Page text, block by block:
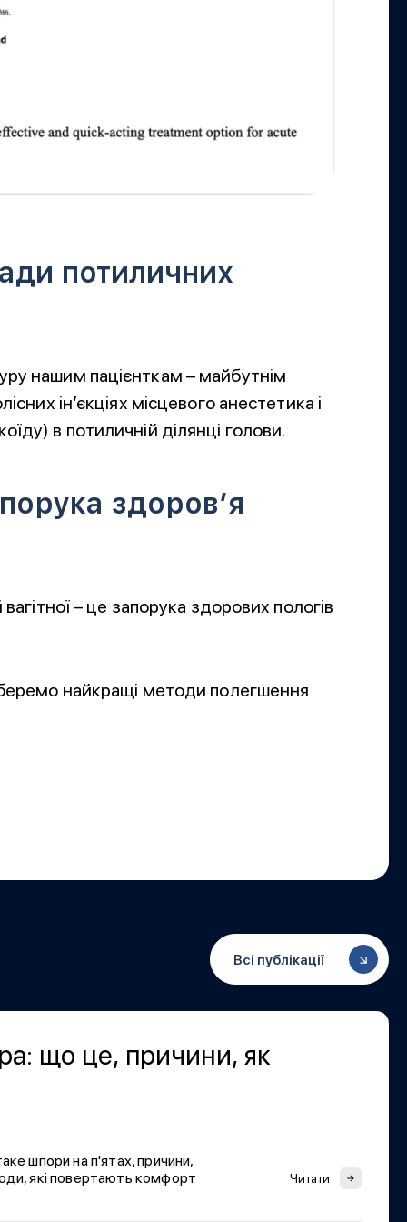
потиличних
нашим пацієнткам – майбутнім
ін’єкціях місцевого анестетика і
в потиличній ділянці голови.
здоров’я
– це запорука здорових пологів
найкращі методи полегшення
Всі публікації
що це, причини, як
шпори на п'ятах, причини,
які повертають комфорт
Читати